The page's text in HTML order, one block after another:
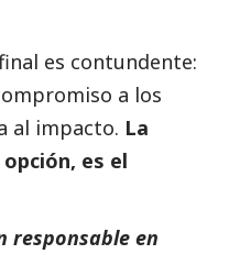
es contundente:
a los
al impacto. La
es el
responsable en